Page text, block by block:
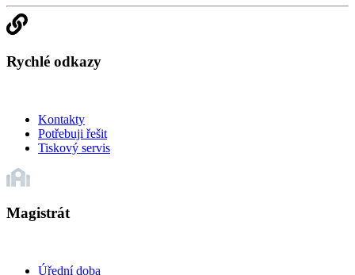
Rychlé odkazy
Kontakty
Potřebuji řešit
Tiskový servis
Magistrát
Úřední doba